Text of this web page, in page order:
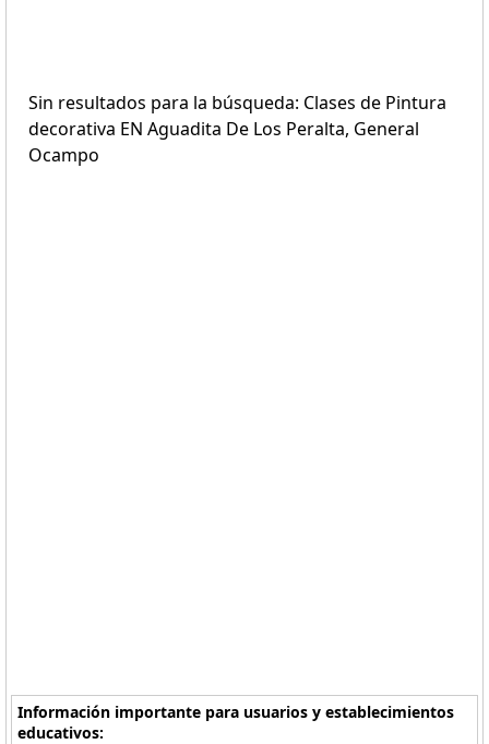
Sin resultados para la búsqueda: Clases de Pintura
decorativa EN Aguadita De Los Peralta, General
Ocampo
Información importante para usuarios y establecimientos
educativos: